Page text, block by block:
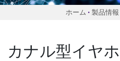
ホーム 製品情報
カナル型イヤ